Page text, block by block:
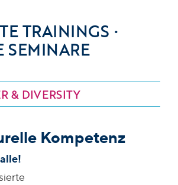
TRAININGS ·
SEMINARE
& DIVERSITY
Kompetenz